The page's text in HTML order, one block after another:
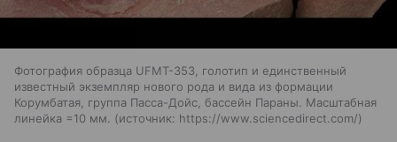
Фотография образца UFMT-353, голотип и единственный
известный экземпляр нового рода и вида из формации
Корумбатая, группа Пасса-Дойс, бассейн Параны. Масштабная
линейка =10 мм.
источник: https://www.sciencedirect.com/